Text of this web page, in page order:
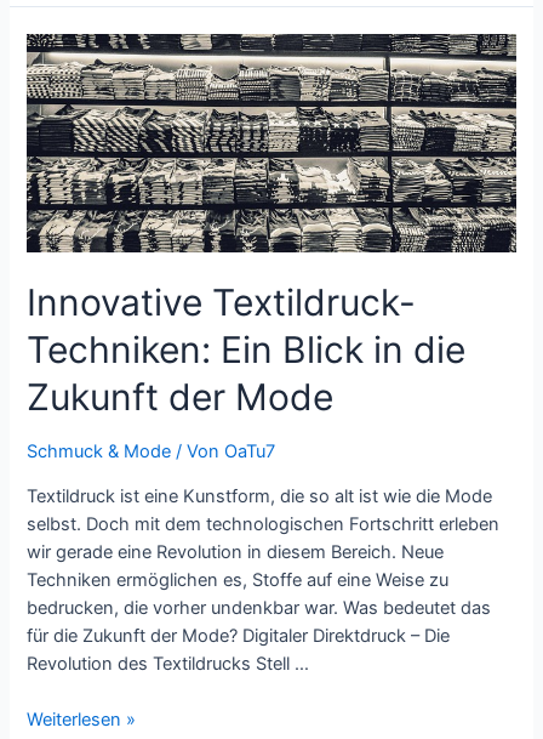
entzündete
Ohrlöcher
Innovative Textildruck-
Techniken: Ein Blick in die
Zukunft der Mode
Schmuck & Mode / VonOaTu7
Textildruck ist eine Kunstform, die so alt ist wie die Mode
selbst. Doch mit dem technologischen Fortschritt erleben
wir gerade eine Revolution in diesem Bereich. Neue
Techniken ermöglichen es, Stoffe auf eine Weise zu
bedrucken, die vorher undenkbar war. Was bedeutet das
für die Zukunft der Mode? Digitaler Direktdruck – Die
Revolution des Textildrucks Stell …
Innovative
Weiterlesen »